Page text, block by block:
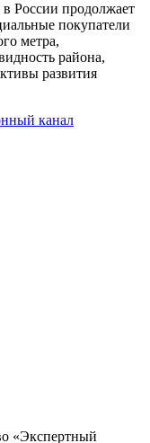
России продолжает
покупатели
метра,
района,
развития
канал
«Экспертный